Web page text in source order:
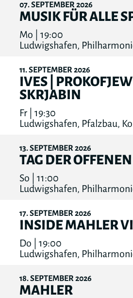
07 SEPTEMBER2026
MUSIK FÜR ALLE
Mo | 19:00
Ludwigshafen,
11 SEPTEMBER2026
IVES | PROKOFJEW |
SKRJABIN
Fr | 19:30
Ludwigshafen, Pfalzbau,
13 SEPTEMBER2026
TAG DER
So | 11:00
Ludwigshafen,
17 SEPTEMBER2026
INSIDE MAHLER
Do | 19:00
Ludwigshafen,
18 SEPTEMBER2026
MAHLER